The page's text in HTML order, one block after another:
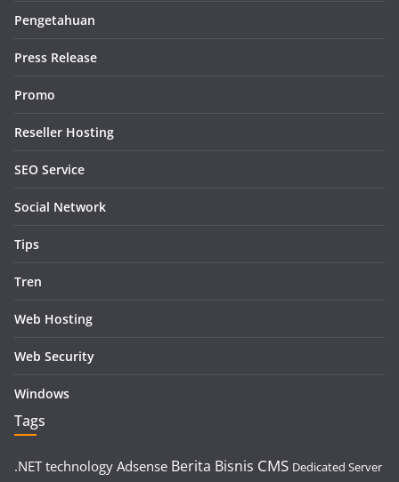
Pengetahuan
Press Release
Promo
Reseller Hosting
SEO Service
Social Network
Tips
Tren
Web Hosting
Web Security
Windows
Tags
.NET technology Adsense Berita Bisnis CMS Dedicated Server